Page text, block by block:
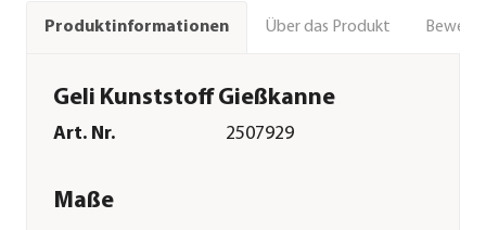
Produktinformationen Über das Produkt
Geli Kunststoff Gießkanne
Art. Nr. 2507929
Maße